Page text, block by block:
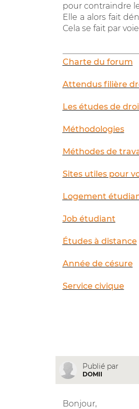
pour contraindre
Elle a alors fait
Cela se fait par
Charte du forum
Attendus filière
Les études de
Méthodologies
Méthodes de
Sites utiles pour
Logement
Job étudiant
Études à distance
Année de césure
Service civique
Publié par
DOMII
Bonjour,